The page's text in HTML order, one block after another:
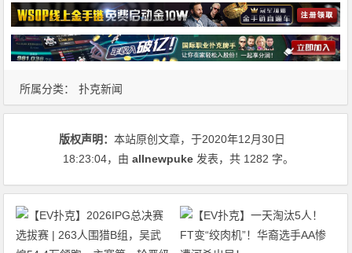
所属分类： 扑克新闻
版权声明：本站原创文章，于2020年12月30日
18:23:04，由allnewpuke 发表，共 1282 字。